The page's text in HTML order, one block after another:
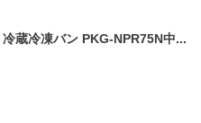
蔵冷凍バン PKG-NPR75N中...